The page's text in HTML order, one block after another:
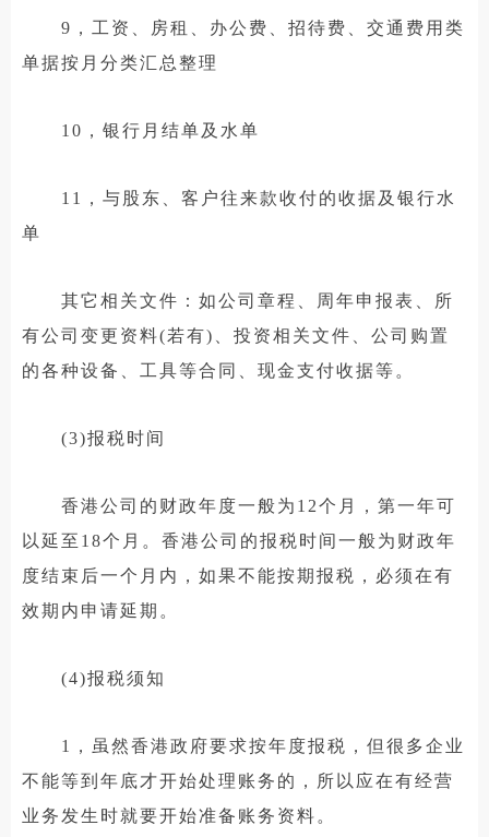
9，工资、房租、办公费、招待费、交通费用类
单据按月分类汇总整理
10，银行月结单及水单
11，与股东、客户往来款收付的收据及银行水
单
其它相关文件：如公司章程、周年申报表、所
有公司变更资料(若有)、投资相关文件、公司购置
的各种设备、工具等合同、现金支付收据等。
(3)报税时间
香港公司的财政年度一般为12个月，第一年可
以延至18个月。香港公司的报税时间一般为财政年
度结束后一个月内，如果不能按期报税，必须在有
效期内申请延期。
(4)报税须知
1，虽然香港政府要求按年度报税，但很多企业
不能等到年底才开始处理账务的，所以应在有经营
业务发生时就要开始准备账务资料。